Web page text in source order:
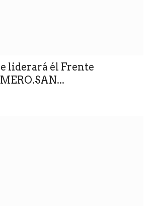
liderará él Frente